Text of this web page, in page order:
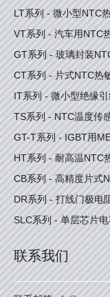
LT系列 - 微小型NTC
VT系列 - 汽车用NTC
GT系列 - 玻璃封装
CT系列 - 片式NTC热
IT系列 - 微小型绝缘
TS系列 - NTC温度传
GT-T系列 - IGBT用
HT系列 - 耐高温NTC
CB系列 - 高精度片式
DR系列 - 打线门极电
SLC系列 - 单层芯片
联系我们